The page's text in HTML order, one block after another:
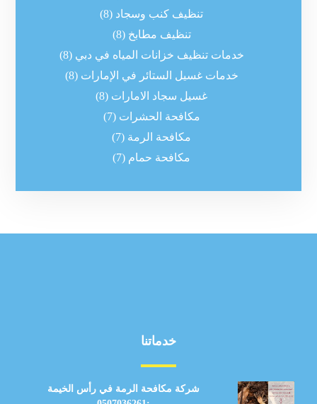
تنظيف كنب وسجاد (8)
تنظيف مطابخ (8)
خدمات تنظيف خزانات المياه في دبي (8)
خدمات غسيل الستائر في الإمارات (8)
غسيل سجاد الامارات (8)
مكافحة الحشرات (7)
مكافحة الرمة (7)
مكافحة حمام (7)
خدماتنا
شركة مكافحة الرمة في رأس الخيمة